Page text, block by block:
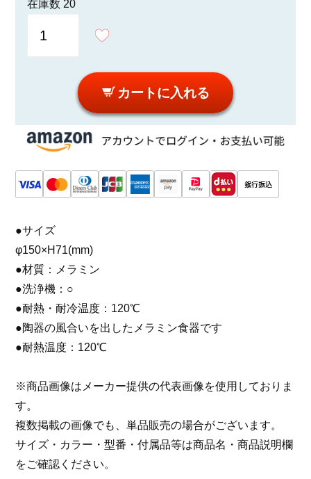
在庫数 20
カートに入れる
●サイズ
φ150×H71(mm)
●材質：メラミン
●洗浄機：○
●耐熱・耐冷温度：120℃
●陶器の風合いを出したメラミン食器です
●耐熱温度：120℃
※商品画像はメーカー提供の代表画像を使用しておりま
す。
複数掲載の画像でも、単品販売の場合がございます。
サイズ・カラー・型番・付属品等は商品名・商品説明欄
をご確認ください。